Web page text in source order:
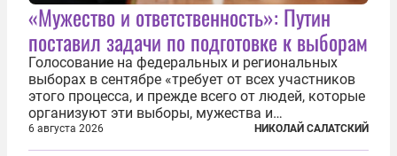
«Мужество и ответственность»: Путин
поставил задачи по подготовке к выборам
Голосование на федеральных и региональных
выборах в сентябре «требует от всех участников
этого процесса, и прежде всего от людей, которые
организуют эти выборы, мужества и
ответственного отношения к формированию
власти», — подчеркнул президент Владимир Путин
6 августа 2026 НИКОЛАЙ САЛАТСКИЙ